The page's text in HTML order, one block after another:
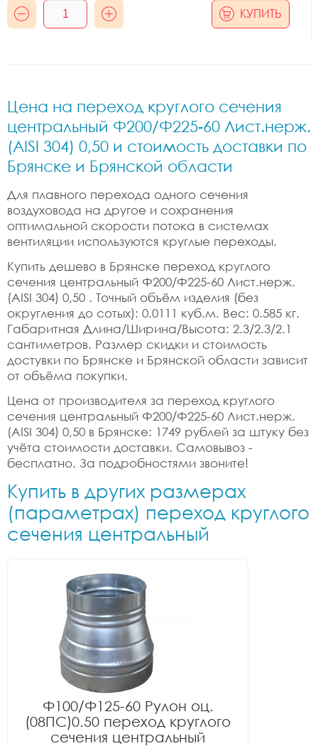
КУПИТЬ
Цена на переход круглого сечения
центральный Ф200/Ф225-60 Лист.нерж.
(AISI 304) 0,50 и стоимость доставки по
Брянске и Брянской области
Для плавного перехода одного сечения
воздуховода на другое и сохранения
оптимальной скорости потока в системах
вентиляции используются круглые переходы.
Купить дешево в Брянске переход круглого
сечения центральный Ф200/Ф225-60 Лист.нерж.
(AISI 304) 0,50 . Точный объём изделия (без
округления до сотых): 0.0111 куб.м. Вес: 0.585 кг.
Габаритная Длина/Ширина/Высота: 2.3/2.3/2.1
сантиметров. Размер скидки и стоимость
достувки по Брянске и Брянской области зависит
от объёма покупки.
Цена от производителя за переход круглого
сечения центральный Ф200/Ф225-60 Лист.нерж.
(AISI 304) 0,50 в Брянске: 1749 рублей за штуку без
учёта стоимости доставки. Самовывоз -
бесплатно. За подробностями звоните!
Купить в других размерах
(параметрах) переход круглого
сечения центральный
Ф100/Ф125-60 Рулон оц.
(08ПС)0.50 переход круглого
сечения центральный